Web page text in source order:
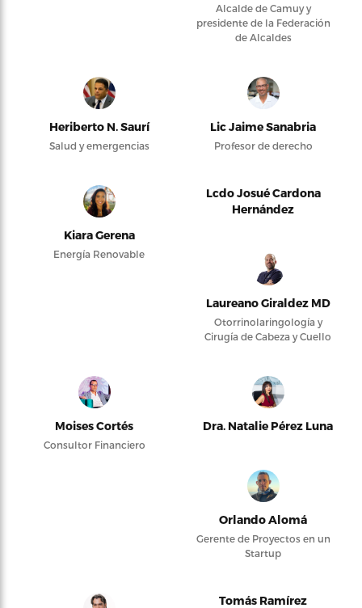
Alcalde de Camuy y
presidente de la Federación
de Alcaldes
Heriberto N. Saurí
Salud y emergencias
Lic Jaime Sanabria
Profesor de derecho
Kiara Gerena
Energía Renovable
Lcdo Josué Cardona
Hernández
Laureano Giraldez MD
Otorrinolaringología y
Cirugía de Cabeza y Cuello
Moises Cortés
Consultor Financiero
Dra. Natalie Pérez Luna
Orlando Alomá
Gerente de Proyectos en un
Startup
Tomás Ramírez